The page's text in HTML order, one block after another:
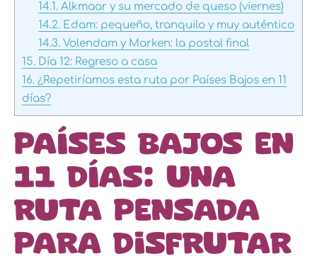
14.1.Alkmaar y su mercado de queso (viernes)
14.2.Edam: pequeño, tranquilo y muy auténtico
14.3.Volendam y Marken: la postal final
15. Día 12: Regreso a casa
16. ¿Repetiríamos esta ruta por Países Bajos en 11
días?
Países Bajos en
11 días: una
ruta pensada
para disfrutar